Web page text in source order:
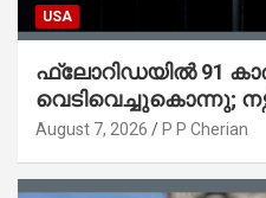
USA
ഫ്ലോറിഡയിൽ 91
വെടിവെച്ചുകൊന്നു;
ഹോമിലാക്കില്ലെന്ന്
August 7, 2026 P P Cherian